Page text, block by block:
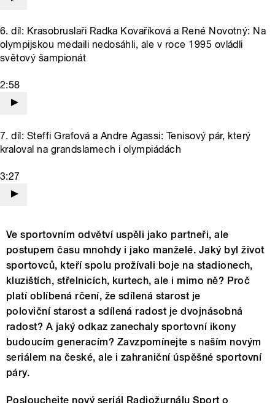
6. díl: Krasobruslaři Radka Kovaříková a René Novotný: Na
olympijskou medaili nedosáhli, ale v roce 1995 ovládli
světový šampionát
2:58
7. díl: Steffi Grafová a Andre Agassi: Tenisový pár, který
kraloval na grandslamech i olympiádách
3:27
Ve sportovním odvětví uspěli jako partneři, ale
postupem času mnohdy i jako manželé. Jaký byl život
sportovců, kteří spolu prožívali boje na stadionech,
kluzištích, střelnicích, kurtech, ale i mimo ně? Proč
platí oblíbená rčení, že sdílená starost je
poloviční starost a sdílená radost je dvojnásobná
radost? A jaký odkaz zanechaly sportovní ikony
budoucím generacím? Zavzpomínejte s naším novým
seriálem na české, ale i zahraniční úspěšné sportovní
páry.
Poslouchejte nový seriál Radiožurnálu Sport o